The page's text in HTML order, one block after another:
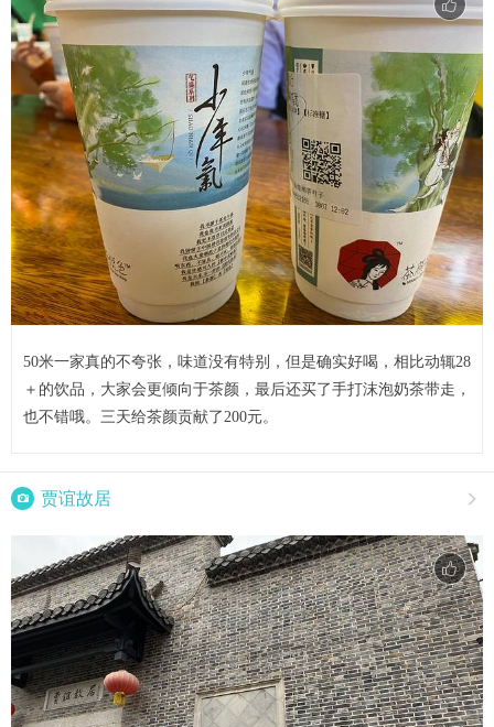
50米一家真的不夸张，味道没有特别，但是确实好喝，相比动辄28
＋的饮品，大家会更倾向于茶颜，最后还买了手打沫泡奶茶带走，
也不错哦。三天给茶颜贡献了200元。
 贾谊故居 